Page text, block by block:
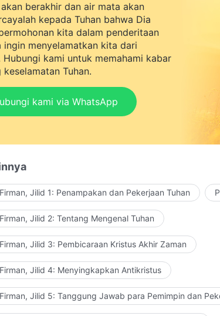
berakhir dan air mata akan
kepada Tuhan bahwa Dia
kita dalam penderitaan
ingin menyelamatkan kita dari
Hubungi kami untuk memahami kabar
Tuhan.
kami via WhatsApp
Jilid 1: Penampakan dan Pekerjaan Tuhan
Jilid 2: Tentang Mengenal Tuhan
Jilid 3: Pembicaraan Kristus Akhir Zaman
Jilid 4: Menyingkapkan Antikristus
Jilid 5: Tanggung Jawab para Pemimpin dan